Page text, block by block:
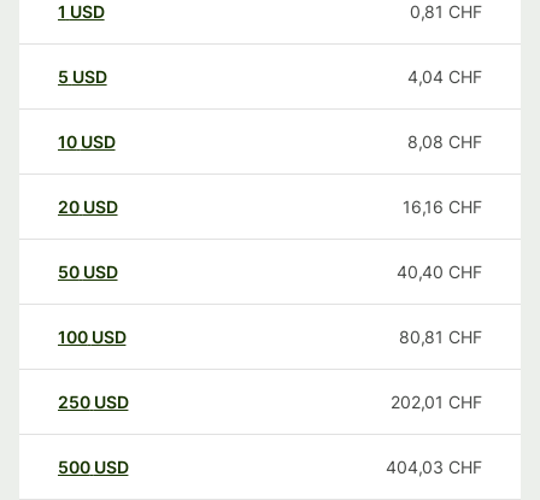
1 USD 0,81 CHF
5 USD 4,04 CHF
10 USD 8,08 CHF
20 USD 16,16 CHF
50 USD 40,40 CHF
100 USD 80,81 CHF
250 USD 202,01 CHF
500 USD 404,03 CHF